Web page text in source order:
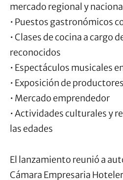
mercado regional y
• Puestos gastronómicos
• Clases de cocina a cargo
reconocidos
• Espectáculos musicales
• Exposición de
• Mercado emprendedor
• Actividades culturales y
las edades
El lanzamiento reunió a
Cámara Empresaria